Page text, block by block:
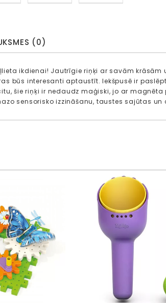
(0)
ikdienai! Jautrīgie riņķi ​​ar savām krāsām
būs interesanti aptaustīt. Iekšpusē ir
šie riņķi ​​ir nedaudz maģiski, jo ar
sensorisko izzināšanu, taustes sajūtas